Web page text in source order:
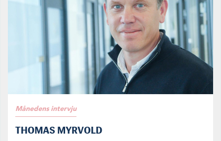
Månedens intervju
THOMAS MYRVOLD